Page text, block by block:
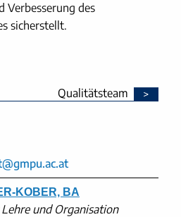
des
sicherstellt.
Qualitätsteam
KOBER, BA
und Organisation